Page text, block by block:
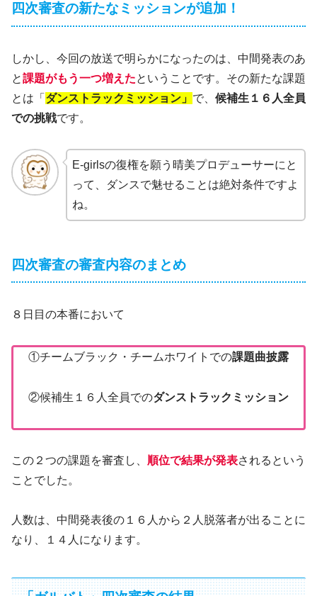
四次審査の新たなミッションが追加！
しかし、今回の放送で明らかになったのは、中間発表のあ
と課題がもう一つ増えたということです。その新たな課題
とは「 ダンストラックミッション」 で、 候補生１６人全員
での挑戦です。
E-girlsの復権を願う晴美プロデューサーにと
って、ダンスで魅せることは絶対条件ですよ
ね。
四次審査の審査内容のまとめ
８日目の本番において
①チームブラック・チームホワイトでの課題曲披露
②候補生１６人全員でのダンストラックミッション
この２つの課題を審査し、 順位で結果が発表されるという
ことでした。
人数は、中間発表後の１６人から２人脱落者が出ることに
なり、１４人になります。